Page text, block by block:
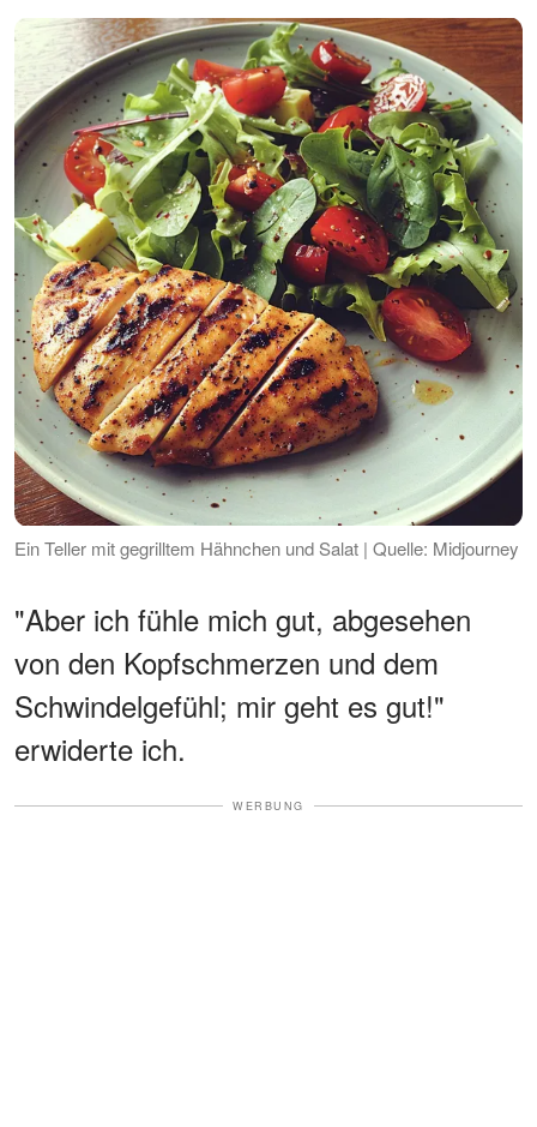
Ein Teller mit gegrilltem Hähnchen und Salat | Quelle: Midjourney
"Aber ich fühle mich gut, abgesehen
von den Kopfschmerzen und dem
Schwindelgefühl; mir geht es gut!"
erwiderte ich.
WERBUNG